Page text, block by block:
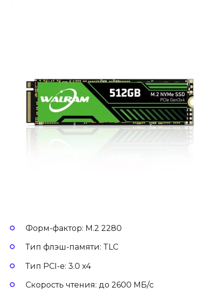
Форм-фактор: M.2 2280
Тип флэш-памяти: TLC
Тип PCI-e: 3.0 x4
Скорость чтения: до 2600 МБ/с